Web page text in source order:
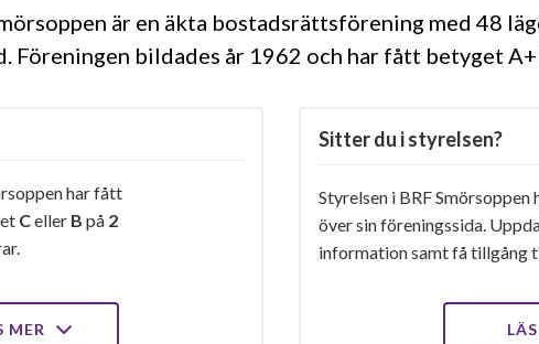
är en äkta bostadsrättsförening med 48
Föreningen bildades år 1962 och har fått betyget
har fått
Celler B på 2
MER
Sitter du i styrelsen?
Styrelsen i BRF
över sin föreningssida.
information samt få tillgång